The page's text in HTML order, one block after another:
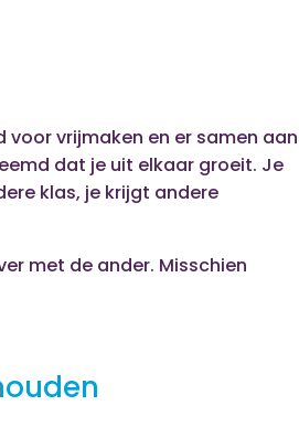
vrijmaken en er samen aan
dat je uit elkaar groeit. Je
klas, je krijgt andere
met de ander. Misschien